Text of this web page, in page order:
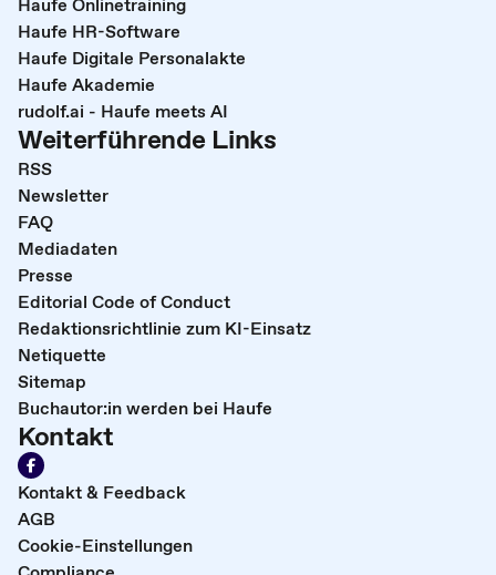
Haufe HR-Software
Haufe Digitale Personalakte
Haufe Akademie
rudolf.ai - Haufe meets AI
Weiterführende Links
RSS
Newsletter
FAQ
Mediadaten
Presse
Editorial Code of Conduct
Redaktionsrichtlinie zum KI-Einsatz
Netiquette
Sitemap
Buchautor:in werden bei Haufe
Kontakt
Kontakt & Feedback
AGB
Cookie-Einstellungen